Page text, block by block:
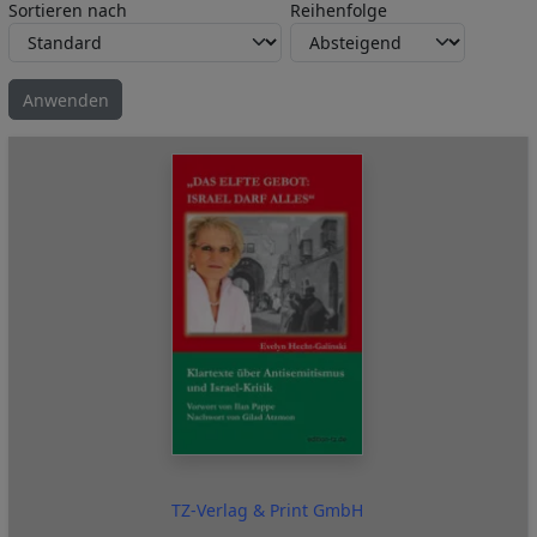
Sortieren nach Reihenfolge
TZ-Verlag & Print GmbH